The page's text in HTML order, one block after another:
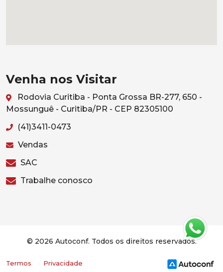
Venha nos Visitar
Rodovia Curitiba - Ponta Grossa BR-277, 650 -
Mossunguê - Curitiba/PR - CEP 82305100
(41)3411-0473
Vendas
SAC
Trabalhe conosco
© 2026 Autoconf. Todos os direitos reservados.
Termos Privacidade